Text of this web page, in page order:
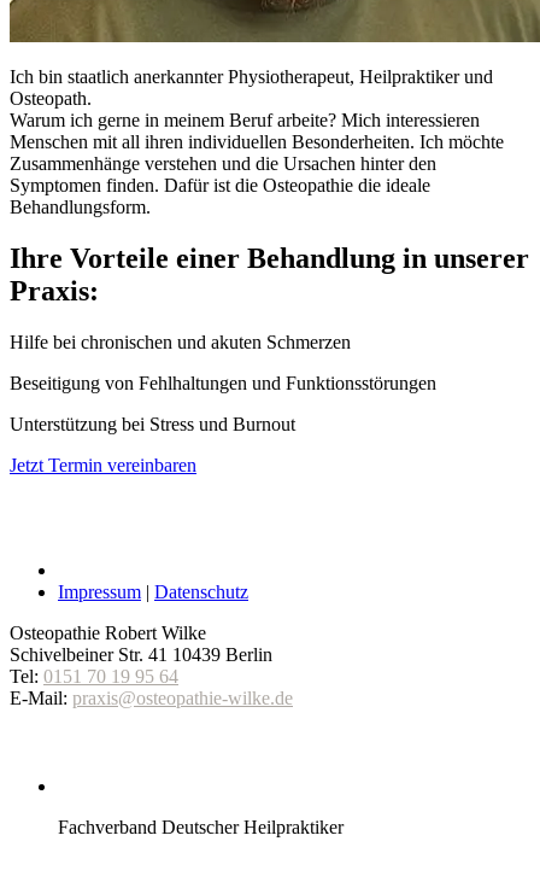
Ich bin staatlich anerkannter Physiotherapeut, Heilpraktiker und
Osteopath.
Warum ich gerne in meinem Beruf arbeite? Mich interessieren
Menschen mit all ihren individuellen Besonderheiten. Ich möchte
Zusammenhänge verstehen und die Ursachen hinter den
Symptomen finden. Dafür ist die Osteopathie die ideale
Behandlungsform.
Ihre Vorteile einer Behandlung in unserer
Praxis:
Hilfe bei chronischen und akuten Schmerzen
Beseitigung von Fehlhaltungen und Funktionsstörungen
Unterstützung bei Stress und Burnout
Jetzt Termin vereinbaren
Impressum | Datenschutz
Osteopathie Robert Wilke
Schivelbeiner Str. 41 10439 Berlin
Tel: 0151 70 19 95 64
E-Mail: praxis@osteopathie-wilke.de
Fachverband Deutscher Heilpraktiker